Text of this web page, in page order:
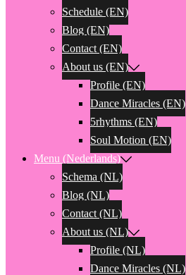
Schedule (EN)
Blog (EN)
Contact (EN)
About us (EN)
Profile (EN)
Dance Miracles (EN)
5rhythms (EN)
Soul Motion (EN)
Menu (Nederlands)
Schema (NL)
Blog (NL)
Contact (NL)
About us (NL)
Profile (NL)
Dance Miracles (NL)